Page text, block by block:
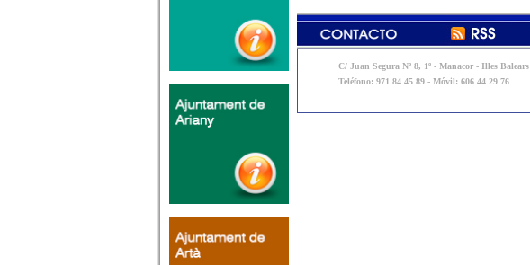
C/ Juan Segura Nº 8, 1º - Manacor - Illes Balears
Teléfono: 971 84 45 89 - Móvil: 606 44 29 76